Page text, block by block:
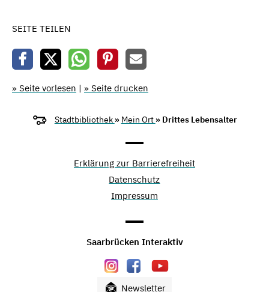
SEITE TEILEN
» Seite vorlesen | » Seite drucken
Stadtbibliothek » Mein Ort » Drittes Lebensalter
Erklärung zur Barrierefreiheit
Datenschutz
Impressum
Saarbrücken Interaktiv
Newsletter